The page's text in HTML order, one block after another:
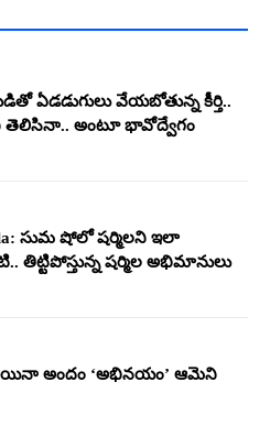
ఏడ‌డుగులు వేయ‌బోతున్న కీర్తి..
తెలిసినా.. అంటూ భావోద్వేగం
సుమ షోలో ష‌ర్మిల‌ని ఇలా
తిట్టిపోస్తున్న ష‌ర్మిల అభిమానులు
అందం ‘అభినయం’ ఆమెని